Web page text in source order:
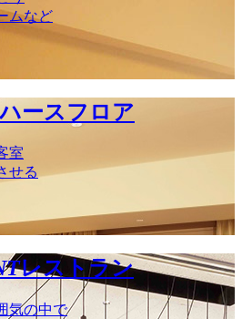
ムなど
ハースフロア
室
せる
レストラン
気の中で